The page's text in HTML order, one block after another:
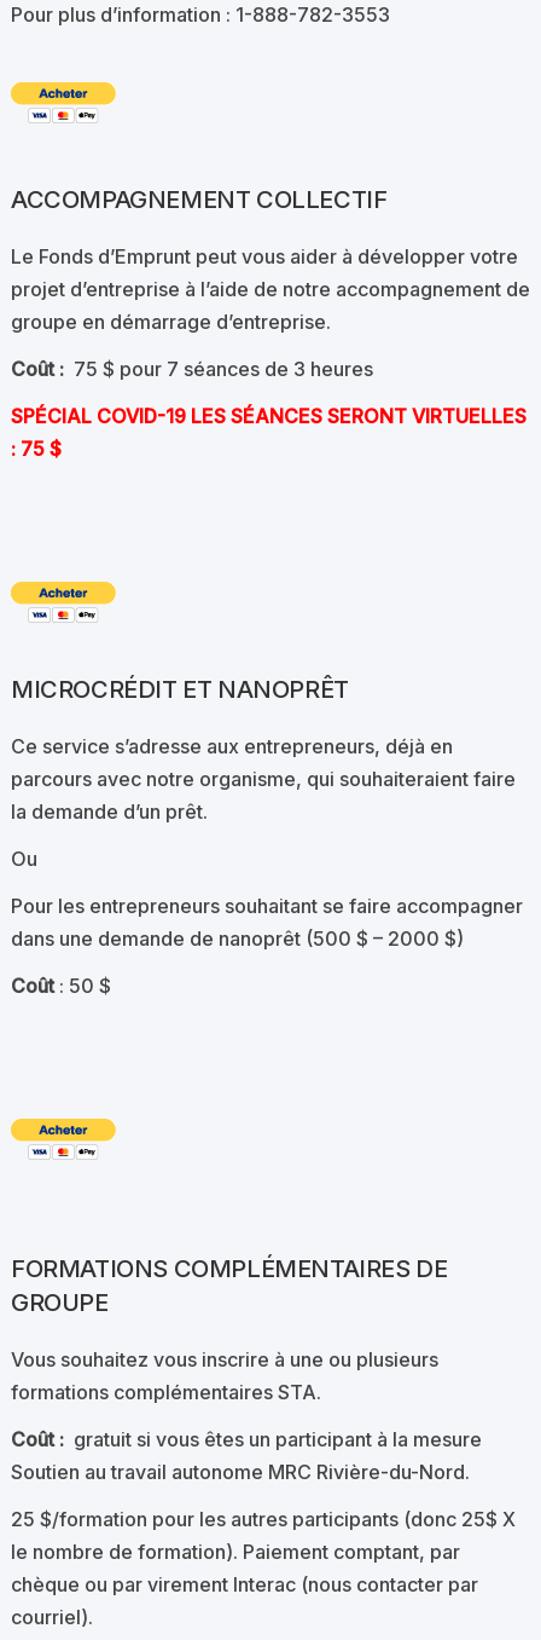
Pour plus d’information : 1-888-782-3553
ACCOMPAGNEMENT COLLECTIF
Le Fonds d’Emprunt peut vous aider à développer votre
projet d’entreprise à l’aide de notre accompagnement de
groupe en démarrage d’entreprise.
Coût : 75 $ pour 7 séances de 3 heures
SPÉCIAL COVID-19 LES SÉANCES SERONT VIRTUELLES
: 75 $
MICROCRÉDIT ET NANOPRÊT
Ce service s’adresse aux entrepreneurs, déjà en
parcours avec notre organisme, qui souhaiteraient faire
la demande d’un prêt.
Ou
Pour les entrepreneurs souhaitant se faire accompagner
dans une demande de nanoprêt (500 $ – 2000 $)
Coût : 50 $
FORMATIONS COMPLÉMENTAIRES DE
GROUPE
Vous souhaitez vous inscrire à une ou plusieurs
formations complémentaires STA.
Coût : gratuit si vous êtes un participant à la mesure
Soutien au travail autonome MRC Rivière-du-Nord.
25 $/formation pour les autres participants (donc 25$ X
le nombre de formation). Paiement comptant, par
chèque ou par virement Interac (nous contacter par
courriel).